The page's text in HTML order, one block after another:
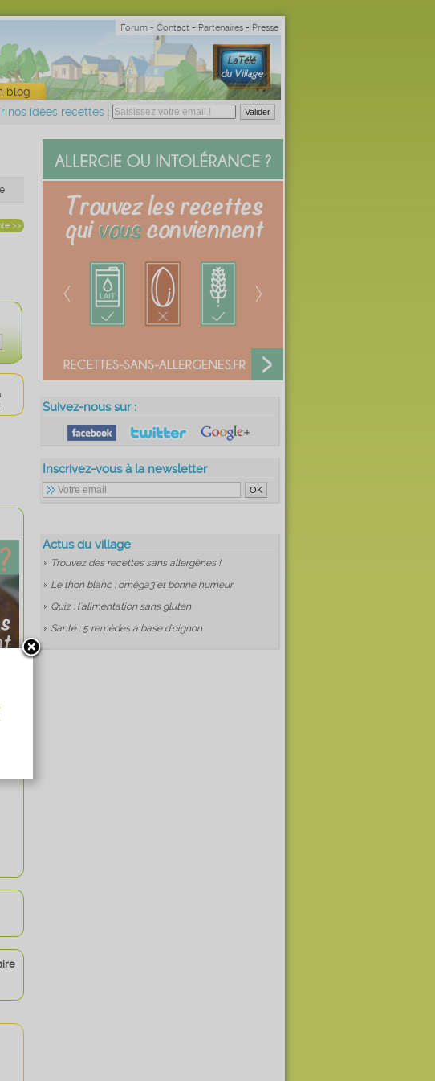
Forum - Contact - Partenaires - Presse
blog
nos idées recettes :
Suivez-nous sur :
Inscrivez-vous à la newsletter
Actus du village
Trouvez des recettes sans allergènes !
Le thon blanc : oméga3 et bonne humeur
Quiz : l'alimentation sans gluten
Santé : 5 remèdes à base d'oignon
>>